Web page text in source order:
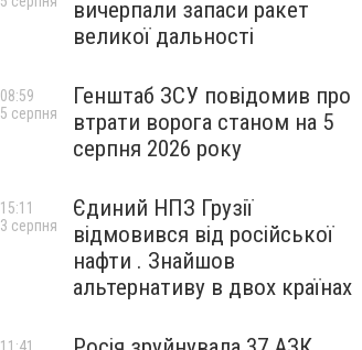
вичерпали запаси ракет
великої дальності
Генштаб ЗСУ повідомив про
втрати ворога станом на 5
серпня 2026 року
08:59
5 серпня
Єдиний НПЗ Грузії
відмовився від російської
нафти . Знайшов
альтернативу в двох країнах
15:11
3 серпня